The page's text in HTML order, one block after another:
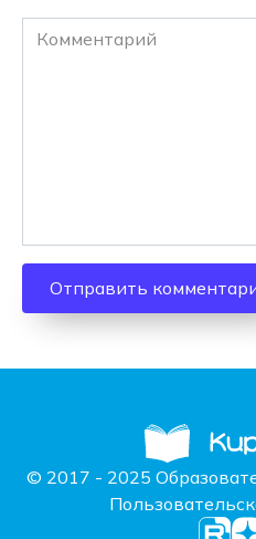
Комментарий
© 2017 - 2025